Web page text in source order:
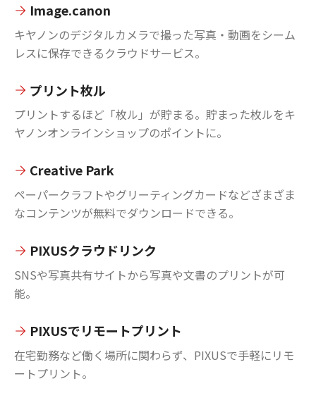
Image.canon
キヤノンのデジタルカメラで撮った写真・動画をシーム
レスに保存できるクラウドサービス。
プリント枚ル
プリントするほど「枚ル」が貯まる。貯まった枚ルをキ
ヤノンオンラインショップのポイントに。
Creative Park
ペーパークラフトやグリーティングカードなどざまざま
なコンテンツが無料でダウンロードできる。
PIXUSクラウドリンク
SNSや写真共有サイトから写真や文書のプリントが可
能。
PIXUSでリモートプリント
在宅勤務など働く場所に関わらず、PIXUSで手軽にリモ
ートプリント。